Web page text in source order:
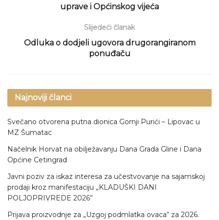
uprave i Općinskog vijeća
Slijedeći članak
Odluka o dodjeli ugovora drugorangiranom
ponuđaču
Najnoviji članci
Svečano otvorena putna dionica Gornji Purići – Lipovac u
MZ Šumatac
Načelnik Horvat na obilježavanju Dana Grada Gline i Dana
Općine Cetingrad
Javni poziv za iskaz interesa za učestvovanje na sajamskoj
prodaji kroz manifestaciju „KLADUŠKI DANI
POLJOPRIVREDE 2026”
Prijava proizvodnje za „Uzgoj podmlatka ovaca“ za 2026.